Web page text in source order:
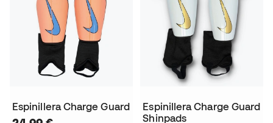
Espinillera Charge Guard
Espinillera Charge Guard
Shinpads